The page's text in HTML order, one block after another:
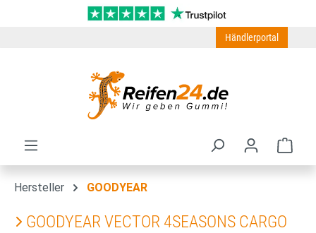
Zum Hauptinhalt springen
Händlerportal
Hersteller GOODYEAR
GOODYEAR VECTOR 4SEASONS CARGO